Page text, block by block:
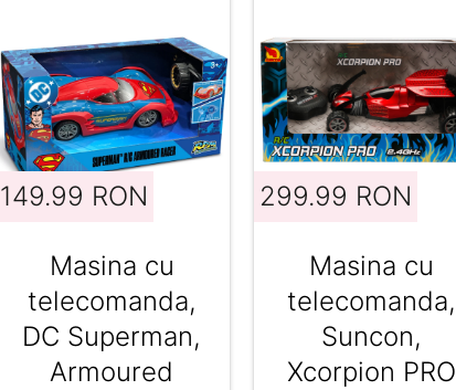
149.99 RON
Masina cu
telecomanda,
DC Superman,
Armoured
299.99 RON
Masina cu
telecomanda,
Suncon,
Xcorpion PRO